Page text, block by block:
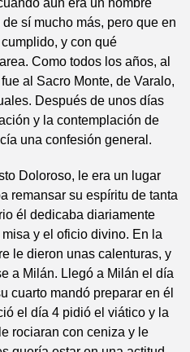
aún era un hombre
sí mucho más, pero que en
y con qué
Como todos los años, al
al Sacro Monte, de Varalo,
Después de unos días
y la contemplación de
una confesión general.
Doloroso, le era un lugar
remansar su espíritu de tanta
él dedicaba diariamente
y el oficio divino. En la
le dieron unas calenturas, y
a Milán. Llegó a Milán el día
cuarto mandó preparar en él
el día 4 pidió el viático y la
rociaran con ceniza y le